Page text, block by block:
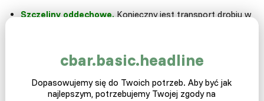
Szczeliny oddechowe.Konieczny jest transport drobiu w
jeśli odczuwają przepływ świeżego powietrza podczas
Fontanna do piciaDostęp do wody jest ważny podczas
cbar.basic.headline
Dopasowujemy się do Twoich potrzeb. Aby być jak
najlepszym, potrzebujemy Twojej zgody na